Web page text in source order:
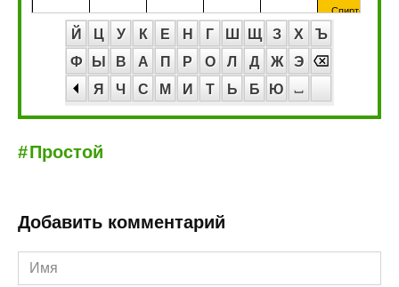
Й Ц У К Е Н Г Ш Щ З Х
Ъ
Ф
Ы В А П Р О Л Д Ж
Э
Я
Ч С М И Т Ь Б Ю
Простой
Добавить комментарий
Имя
*